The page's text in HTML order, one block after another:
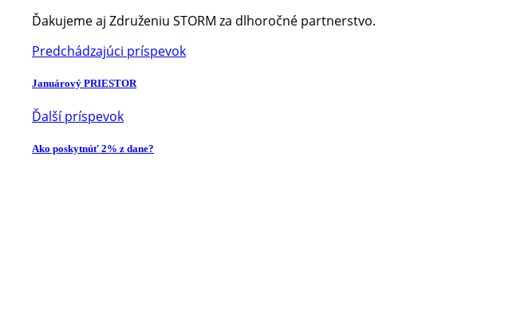
Ďakujeme aj Združeniu STORM za dlhoročné partnerstvo.
Predchádzajúci príspevok
Januárový PRIESTOR
Ďalší príspevok
Ako poskytnúť 2% z dane?